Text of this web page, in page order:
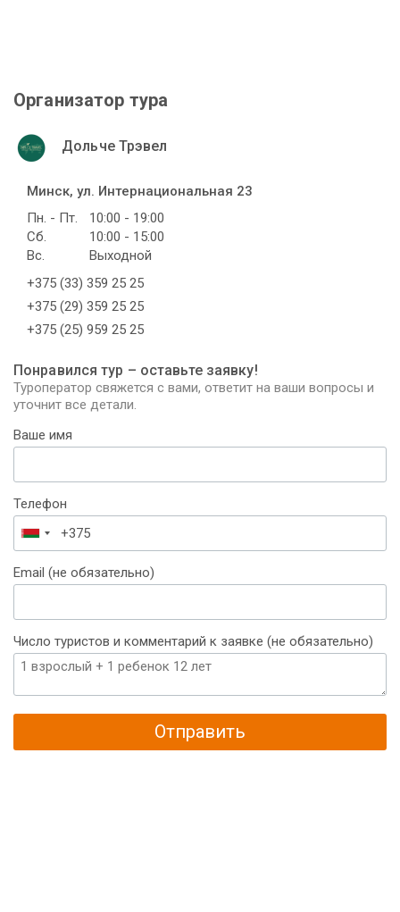
Организатор тура
Дольче Трэвел
Минск, ул. Интернациональная 23
Пн. - Пт.
10:00 - 19:00
Сб.
10:00 - 15:00
Вс.
Выходной
+375 (33) 359 25 25
+375 (29) 359 25 25
+375 (25) 959 25 25
Понравился тур – оставьте заявку!
Туроператор свяжется с вами, ответит на ваши вопросы и
уточнит все детали.
Ваше имя
Телефон
Беларусь
+375
Email (не обязательно)
Число туристов и комментарий к заявке (не обязательно)
Отправить